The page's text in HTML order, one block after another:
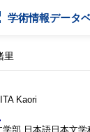
学術情報データ
里
Kaori
学部 日本語日本文学